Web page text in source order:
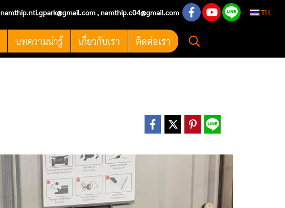
namthip.nti.gpark@gmail.com ,namthip.c04@gmail.com TH
บทความน่ารู้ เกี่ยวกับเรา ติดต่อเรา